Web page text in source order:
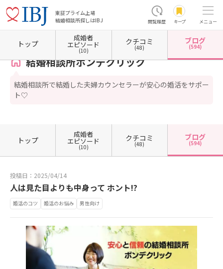
東証プライム上場
結婚相談所探しはIBJ
閲覧履歴 キープ メニュー
ホーム 東京都の結婚相談所 東京都千代田区 東京都千代田区有楽町 結婚相談所ボン
結婚相談所ボンデクリック
結婚相談所で結婚した夫婦カウンセラーが安心の婚活をサポー
ト♡
トップ
成婚者
エピソード
(10)
クチコミ
(48)
ブログ
(594)
トップ
成婚者
エピソード
(10)
クチコミ
(48)
ブログ
(594)
投稿日：2025/04/14
人は見た目よりも中身って ホント!?
婚活のコツ 婚活のお悩み 男性向け